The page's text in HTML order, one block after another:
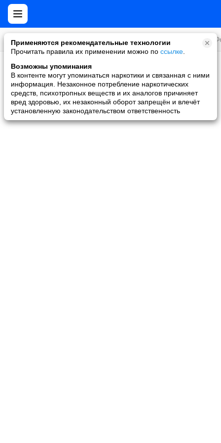
Все игры
Применяются рекомендательные технологии
Прочитать правила их применении можно по ссылке
Возможны упоминания
В контенте могут упоминаться наркотики и связанная с ними
информация. Незаконное потребление наркотических
средств, психотропных веществ и их аналогов причиняет
вред здоровью, их незаконный оборот запрещён и влечёт
установленную законодательством ответственность
Скидки и акции
Ни одной игры не найдено